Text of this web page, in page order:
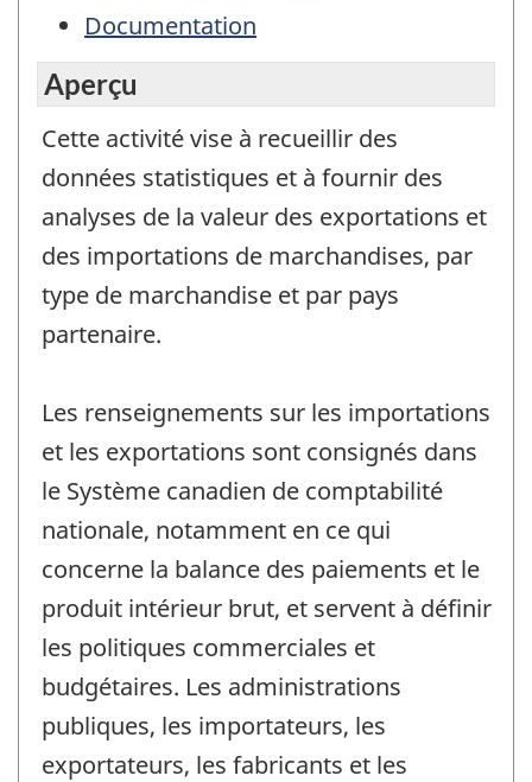
Documentation
Aperçu
Cette activité vise à recueillir des
données statistiques et à fournir des
analyses de la valeur des exportations et
des importations de marchandises, par
type de marchandise et par pays
partenaire.
Les renseignements sur les importations
et les exportations sont consignés dans
le Système canadien de comptabilité
nationale, notamment en ce qui
concerne la balance des paiements et le
produit intérieur brut, et servent à définir
les politiques commerciales et
budgétaires. Les administrations
publiques, les importateurs, les
exportateurs, les fabricants et les